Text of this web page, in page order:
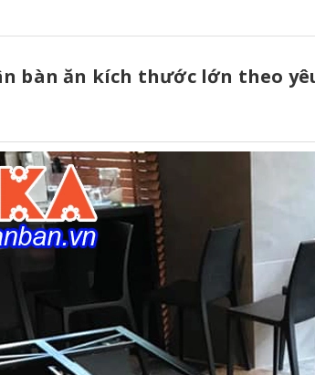
bàn ăn kích thước lớn theo